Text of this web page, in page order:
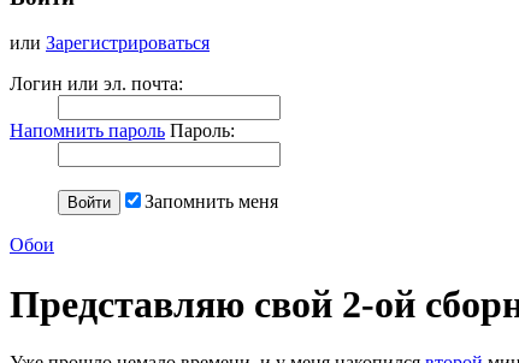
или Зарегистрироваться
Логин или эл. почта:
Напомнить пароль Пароль:
Запомнить меня
Обои
Представляю свой 2-ой